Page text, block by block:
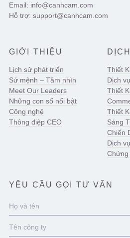
Email: info@canhcam.com
Hỗ trợ: support@canhcam.com
GIỚI THIỆU
Lịch sử phát triển
Sứ mệnh – Tầm nhìn
Meet Our Leaders
Những con số nổi bật
Công nghệ
Thông điệp CEO
Thiết
Dịch
Thiết
Thiết
Sáng
Chiến
Dịch
Chứng
YÊU CẦU GỌI TƯ VẤN